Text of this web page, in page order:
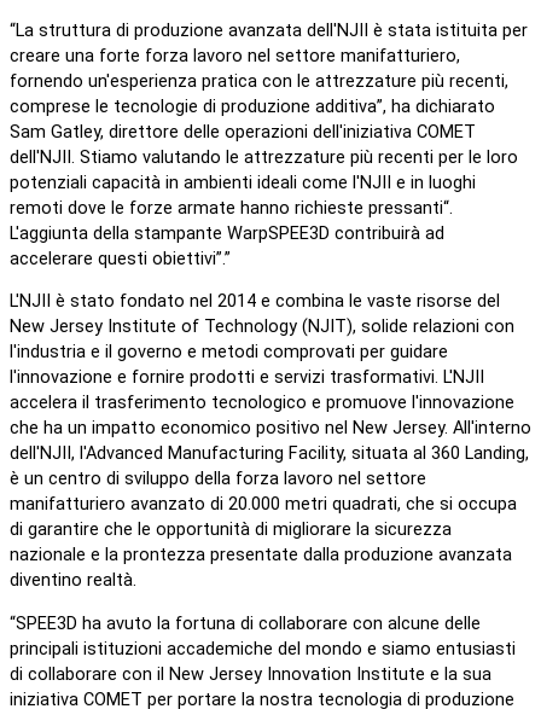
“La struttura di produzione avanzata dell'NJII è stata istituita per
creare una forte forza lavoro nel settore manifatturiero,
fornendo un'esperienza pratica con le attrezzature più recenti,
comprese le tecnologie di produzione additiva”, ha dichiarato
Sam Gatley, direttore delle operazioni dell'iniziativa COMET
dell'NJII. Stiamo valutando le attrezzature più recenti per le loro
potenziali capacità in ambienti ideali come l'NJII e in luoghi
remoti dove le forze armate hanno richieste pressanti“.
L'aggiunta della stampante WarpSPEE3D contribuirà ad
accelerare questi obiettivi”.”
L'NJII è stato fondato nel 2014 e combina le vaste risorse del
New Jersey Institute of Technology (NJIT), solide relazioni con
l'industria e il governo e metodi comprovati per guidare
l'innovazione e fornire prodotti e servizi trasformativi. L'NJII
accelera il trasferimento tecnologico e promuove l'innovazione
che ha un impatto economico positivo nel New Jersey. All'interno
dell'NJII, l'Advanced Manufacturing Facility, situata al 360 Landing,
è un centro di sviluppo della forza lavoro nel settore
manifatturiero avanzato di 20.000 metri quadrati, che si occupa
di garantire che le opportunità di migliorare la sicurezza
nazionale e la prontezza presentate dalla produzione avanzata
diventino realtà.
“SPEE3D ha avuto la fortuna di collaborare con alcune delle
principali istituzioni accademiche del mondo e siamo entusiasti
di collaborare con il New Jersey Innovation Institute e la sua
iniziativa COMET per portare la nostra tecnologia di produzione